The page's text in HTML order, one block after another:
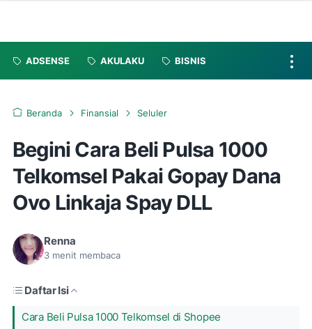
ADSENSE AKULAKU BISNIS
Beranda Finansial Seluler
Begini Cara Beli Pulsa 1000
Telkomsel Pakai Gopay Dana
Ovo Linkaja Spay DLL
Renna
3 menit membaca
Daftar Isi
Cara Beli Pulsa 1000 Telkomsel di Shopee